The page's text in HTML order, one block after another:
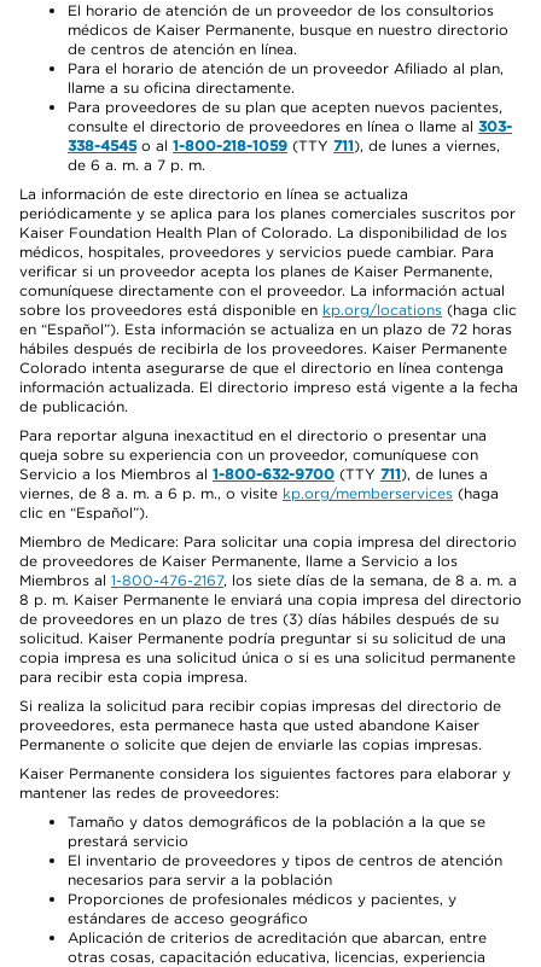
El horario de atención de un proveedor de los consultorios
médicos de Kaiser Permanente, busque en nuestro directorio
de centros de atención en línea.
Para el horario de atención de un proveedor Afiliado al plan,
llame a su oficina directamente.
Para proveedores de su plan que acepten nuevos pacientes,
consulte el directorio de proveedores en línea o llame al 303-
338-4545o al 1-800-218-1059 (TTY 711), de lunes a viernes,
de 6 a. m. a 7 p. m.
La información de este directorio en línea se actualiza
periódicamente y se aplica para los planes comerciales suscritos por
Kaiser Foundation Health Plan of Colorado. La disponibilidad de los
médicos, hospitales, proveedores y servicios puede cambiar. Para
verificar si un proveedor acepta los planes de Kaiser Permanente,
comuníquese directamente con el proveedor. La información actual
sobre los proveedores está disponible en kp.org/locations (haga clic
en “Español”). Esta información se actualiza en un plazo de 72 horas
hábiles después de recibirla de los proveedores. Kaiser Permanente
Colorado intenta asegurarse de que el directorio en línea contenga
información actualizada. El directorio impreso está vigente a la fecha
de publicación.
Para reportar alguna inexactitud en el directorio o presentar una
queja sobre su experiencia con un proveedor, comuníquese con
Servicio a los Miembros al 1-800-632-9700 (TTY 711), de lunes a
viernes, de 8 a. m. a 6 p. m., o visite kp.org/memberservices (haga
clic en “Español”).
Miembro de Medicare: Para solicitar una copia impresa del directorio
de proveedores de Kaiser Permanente, llame a Servicio a los
Miembros al 1-800-476-2167, los siete días de la semana, de 8 a. m. a
8 p. m. Kaiser Permanente le enviará una copia impresa del directorio
de proveedores en un plazo de tres (3) días hábiles después de su
solicitud. Kaiser Permanente podría preguntar si su solicitud de una
copia impresa es una solicitud única o si es una solicitud permanente
para recibir esta copia impresa.
Si realiza la solicitud para recibir copias impresas del directorio de
proveedores, esta permanece hasta que usted abandone Kaiser
Permanente o solicite que dejen de enviarle las copias impresas.
Kaiser Permanente considera los siguientes factores para elaborar y
mantener las redes de proveedores:
Tamaño y datos demográficos de la población a la que se
prestará servicio
El inventario de proveedores y tipos de centros de atención
necesarios para servir a la población
Proporciones de profesionales médicos y pacientes, y
estándares de acceso geográfico
Aplicación de criterios de acreditación que abarcan, entre
otras cosas, capacitación educativa, licencias, experiencia